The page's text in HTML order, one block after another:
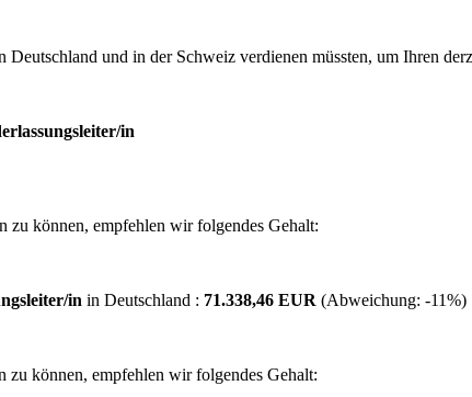
und in der Schweiz verdienen müssten, um Ihren
in
zu können, empfehlen wir folgendes Gehalt:
in in Deutschland : 71.338,46 EUR (Abweichung: -11%)
zu können, empfehlen wir folgendes Gehalt: